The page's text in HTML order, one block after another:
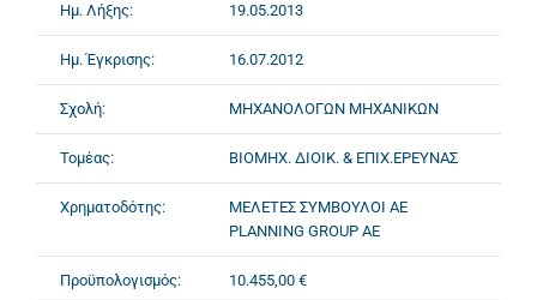
Ημ. Λήξης: 19.05.2013
Ημ. Έγκρισης: 16.07.2012
Σχολή: ΜΗΧΑΝΟΛΟΓΩΝ ΜΗΧΑΝΙΚΩΝ
Τομέας: ΒΙΟΜΗΧ. ΔΙΟΙΚ. & ΕΠΙΧ.ΕΡΕΥΝΑΣ
Χρηματοδότης:
ΜΕΛΕΤΕΣ ΣΥΜΒΟΥΛΟΙ ΑΕ
PLANNING GROUP AE
Προϋπολογισμός: 10.455,00 €